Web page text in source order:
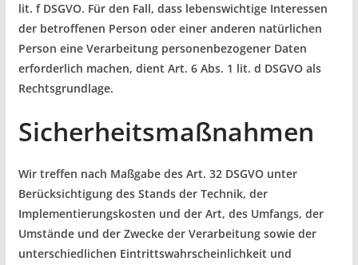
lit. f DSGVO. Für den Fall, dass lebenswichtige Interessen
der betroffenen Person oder einer anderen natürlichen
Person eine Verarbeitung personenbezogener Daten
erforderlich machen, dient Art. 6 Abs. 1 lit. d DSGVO als
Rechtsgrundlage.
Sicherheitsmaßnahmen
Wir treffen nach Maßgabe des Art. 32 DSGVO unter
Berücksichtigung des Stands der Technik, der
Implementierungskosten und der Art, des Umfangs, der
Umstände und der Zwecke der Verarbeitung sowie der
unterschiedlichen Eintrittswahrscheinlichkeit und